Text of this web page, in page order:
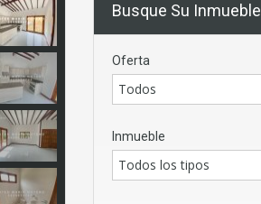
Busque Su Inmueble
Oferta
Todos
Inmueble
Todos los tipos